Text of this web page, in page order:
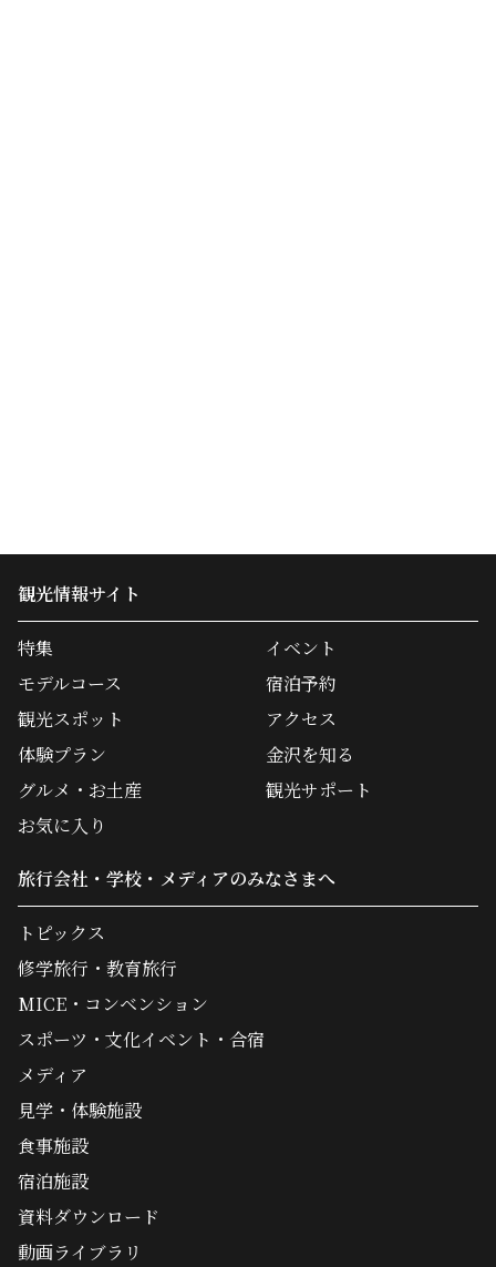
観光情報サイト
特集
モデルコース
観光スポット
体験プラン
グルメ・お土産
イベント
宿泊予約
アクセス
金沢を知る
観光サポート
お気に入り
旅行会社・学校・メディアのみなさまへ
トピックス
修学旅行・教育旅行
MICE・コンベンション
スポーツ・文化イベント・合宿
メディア
見学・体験施設
食事施設
宿泊施設
資料ダウンロード
動画ライブラリ